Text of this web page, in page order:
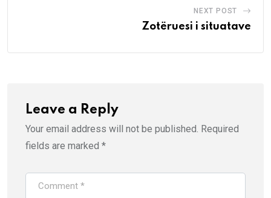
NEXT POST
Zotëruesi i situatave
Leave a Reply
Your email address will not be published. Required
fields are marked *